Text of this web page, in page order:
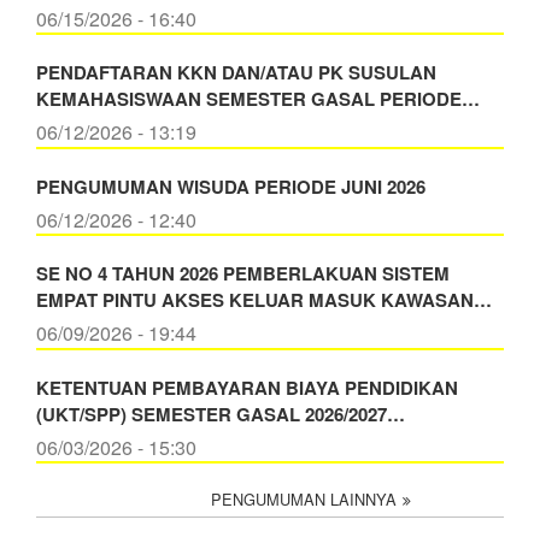
06/15/2026 - 16:40
PENDAFTARAN KKN DAN/ATAU PK SUSULAN
KEMAHASISWAAN SEMESTER GASAL PERIODE…
06/12/2026 - 13:19
PENGUMUMAN WISUDA PERIODE JUNI 2026
06/12/2026 - 12:40
SE NO 4 TAHUN 2026 PEMBERLAKUAN SISTEM
EMPAT PINTU AKSES KELUAR MASUK KAWASAN…
06/09/2026 - 19:44
KETENTUAN PEMBAYARAN BIAYA PENDIDIKAN
(UKT/SPP) SEMESTER GASAL 2026/2027…
06/03/2026 - 15:30
PENGUMUMAN LAINNYA